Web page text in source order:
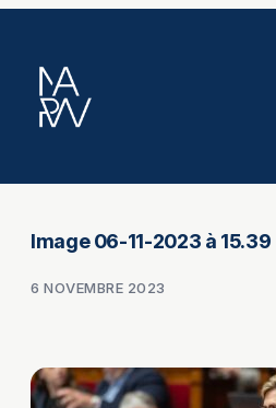
contenu
Image 06-11-2023 à 15.39
6 NOVEMBRE 2023